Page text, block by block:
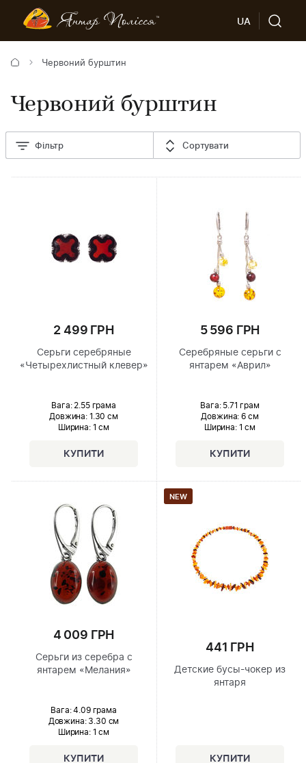
UA
Червоний бурштин
Червоний бурштин
Фільтр Сортувати
2 499 ГРН
Серьги серебряные
«Четырехлистный клевер»
Вага: 2.55 грама
Довжина: 1.30 см
Ширина: 1 см
5 596 ГРН
Серебряные серьги с
янтарем «Аврил»
Вага: 5.71 грам
Довжина: 6 см
Ширина: 1 см
4 009 ГРН
Серьги из серебра с
янтарем «Мелания»
Вага: 4.09 грама
Довжина:3.30 см
Ширина: 1 см
NEW
441 ГРН
Детские бусы-чокер из
янтаря